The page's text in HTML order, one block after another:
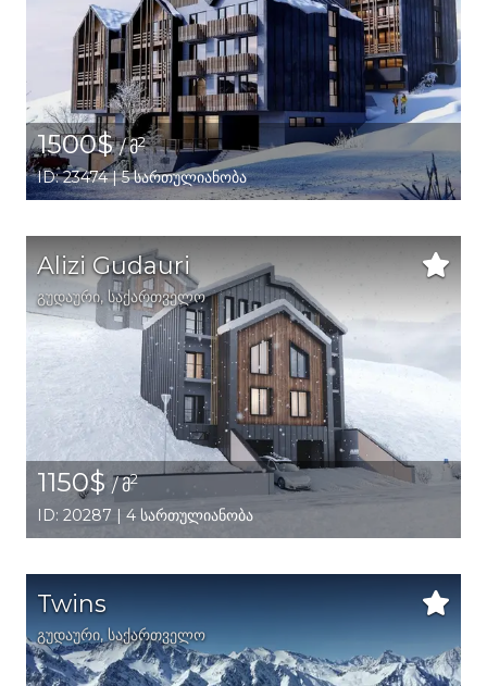
1500$/ მ2
ID: 23474 | 5 სართულიანობა
Alizi Gudauri
გუდაური, საქართველო
1150$ / მ2
ID: 20287 | 4 სართულიანობა
Twins
გუდაური, საქართველო